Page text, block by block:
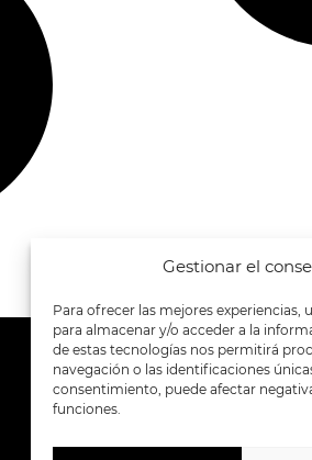
Gestionar el
Para ofrecer las mejores
para almacenar y/o acceder a la
de estas tecnologías nos permitirá
navegación o las identificaciones
consentimiento, puede afectar
funciones.
SIGUENOS EN: